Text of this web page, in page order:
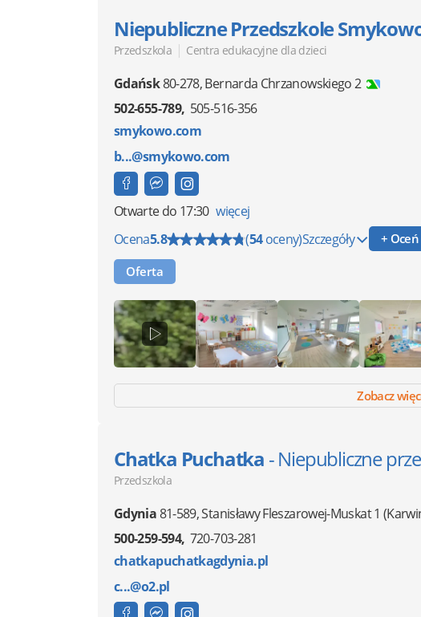
Niepubliczne Przedszkole
Przedszkola | Centra edukacyjne dla dzieci
Gdańsk80-278,Bernarda Chrzanowskiego 2
502-655-789 505-516-356
smykowo.com
b...@smykowo.com
Otwartedo 17:30 więcej
Ocena5.8 (54oceny)Szczegóły + Oceń
Oferta
Zobacz
Chatka Puchatka - Niepubliczne
Przedszkola
Gdynia81-589,Stanisławy Fleszarowej-Muskat 1
500-259-594 720-703-281
chatkapuchatkagdynia.pl
c...@o2.pl